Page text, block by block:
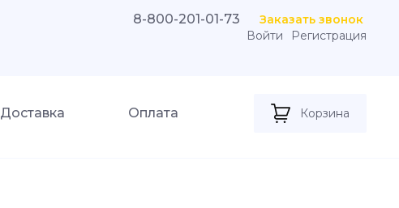
8-800-201-01-73
Заказать звонок
Войти
Регистрация
Доставка Оплата Корзина